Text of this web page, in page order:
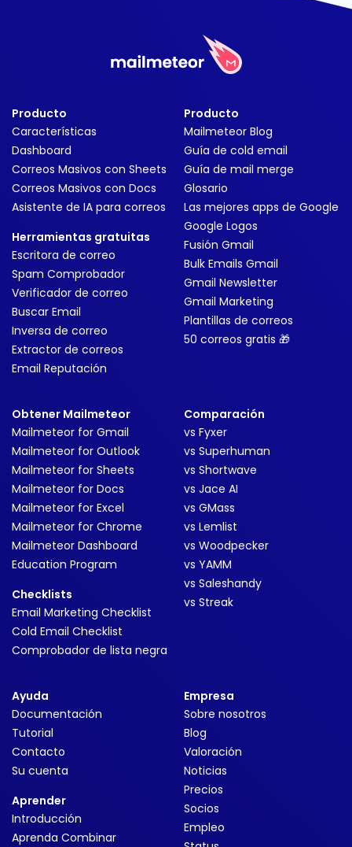
Producto
Características
Dashboard
Correos Masivos con Sheets
Correos Masivos con Docs
Asistente de IA para correos
Herramientas gratuitas
Escritora de correo
Spam Comprobador
Verificador de correo
Buscar Email
Inversa de correo
Extractor de correos
Email Reputación
Producto
Mailmeteor Blog
Guía de cold email
Guía de mail merge
Glosario
Las mejores apps de Google
Google Logos
Fusión Gmail
Bulk Emails Gmail
Gmail Newsletter
Gmail Marketing
Plantillas de correos
50 correos gratis 🎁
Obtener Mailmeteor
Mailmeteor for Gmail
Mailmeteor for Outlook
Mailmeteor for Sheets
Mailmeteor for Docs
Mailmeteor for Excel
Mailmeteor for Chrome
Mailmeteor Dashboard
Education Program
Checklists
Email Marketing Checklist
Cold Email Checklist
Comprobador de lista negra
Comparación
vs Fyxer
vs Superhuman
vs Shortwave
vs Jace AI
vs GMass
vs Lemlist
vs Woodpecker
vs YAMM
vs Saleshandy
vs Streak
Ayuda
Documentación
Tutorial
Contacto
Su cuenta
Aprender
Introducción
Aprenda Combinar
Empresa
Sobre nosotros
Blog
Valoración
Noticias
Precios
Socios
Empleo